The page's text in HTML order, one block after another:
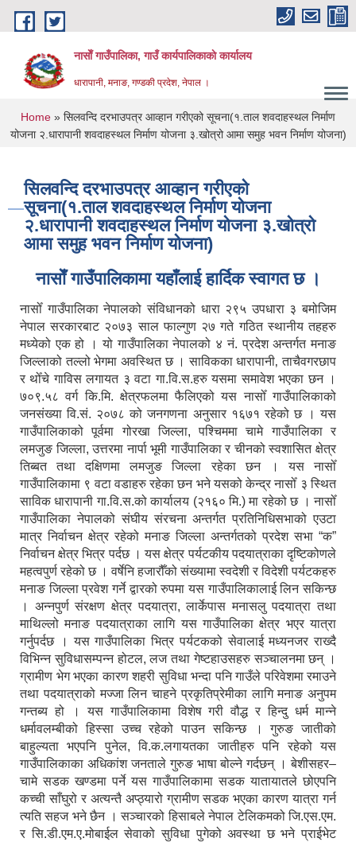
Skip to main content
नासाेँ गाउँपालिका, गाउँ कार्यपालिकाकाे कार्यालय
धारापानी, मनाङ, गण्डकी प्रदेश, नेपाल ।
You are here
Home » सिलवन्दि दरभाउपत्र आव्हान गरीएको सूचना(१.ताल शवदाहस्थल निर्माण
योजना २.धारापानी शवदाहस्थल निर्माण योजना ३.खोत्रो आमा समुह भवन निर्माण योजना)
सिलवन्दि दरभाउपत्र आव्हान गरीएको
सूचना(१.ताल शवदाहस्थल निर्माण योजना
२.धारापानी शवदाहस्थल निर्माण योजना ३.खोत्रो
आमा समुह भवन निर्माण योजना)
नासाेँ गाउँपालिकामा यहाँलाई हार्दिक स्वागत छ ।
नासोँ गाउँपालिका नेपालको संविधानको धारा २९५ उपधारा ३ बमोजिम
नेपाल सरकारबाट २०७३ साल फाल्गुण २७ गते गठित स्थानीय तहहरु
मध्येको एक हो । यो गाउँपालिका नेपालको ४ नं. प्रदेश अन्तर्गत मनाङ
जिल्लाको तल्लो भेगमा अवस्थित छ । साविकका धारापानी‚ ताचैवगरछाप
र थोँचे गाविस लगायत ३ वटा गा.वि.स.हरु यसमा समावेश भएका छन ।
७०९.५८ वर्ग कि.मि. क्षेत्रफलमा फैलिएको यस नासोँ गाउँपालिकाको
जनसंख्या वि.सं. २०७८ को जनगणना अनुसार १६७१ रहेको छ । यस
गाउँपालिकाको पूर्वमा गोरखा जिल्ला, पश्चिममा चामे गाउँपालिका र
लमजुङ जिल्ला, उत्तरमा नार्पा भूमी गाउँपालिका र चीनको स्वशासित क्षेत्र
तिब्बत तथा दक्षिणमा लमजुङ जिल्ला रहेका छन । यस नासोँ
गाउँपालिकामा ९ वटा वडाहरु रहेका छन भने यसको केन्द्र नासोँ ३ स्थित
साविक धारापानी गा.वि.स.को कार्यालय (२१६० मि.) मा रहेको छ । नासोँ
गाउँपालिका नेपालको संघीय संरचना अन्तर्गत प्रतिनिधिसभाको एउटा
मात्र निर्वाचन क्षेत्र रहेको मनाङ जिल्ला अन्तर्गतको प्रदेश सभा “क”
निर्वाचन क्षेत्र भित्र पर्दछ । यस क्षेत्र पर्यटकीय पदयात्राका दृष्टिकोणले
महत्वपुर्ण रहेको छ । वर्षेनि हजारौँको संख्यामा स्वदेशी र विदेशी पर्यटकहरु
मनाङ जिल्ला प्रवेश गर्ने द्वारको रुपमा यस गाउँपालिकालाई लिन सकिन्छ
। अन्नपुर्ण संरक्षण क्षेत्र पदयात्रा, लार्केपास मनासलु पदयात्रा तथा
माथिल्लो मनाङ पदयात्राका लागि यस गाउँपालिका क्षेत्र भएर यात्रा
गर्नुपर्दछ । यस गाउँपालिका भित्र पर्यटकको सेवालाई मध्यनजर राख्दै
विभिन्न सुविधासम्पन्न होटल, लज तथा गेष्टहाउसहरु सञ्चालनमा छन् ।
ग्रामीण भेग भएका कारण शहरी सुविधा भन्दा पनि गाउँले परिवेशमा रमाउने
तथा पदयात्राको मज्जा लिन चाहने प्रकृतिप्रेमीका लागि मनाङ अनुपम
गन्तब्य हो । यस गाउँपालिकामा विशेष गरी वौद्ध र हिन्दु धर्म मान्ने
धर्मावलम्बीको हिस्सा उच्च रहेको पाउन सकिन्छ । गुरुङ जातीको
बाहुल्यता भएपनि पुनेल, वि.क.लगायतका जातीहरु पनि रहेको यस
गाउँपालिकाका अधिकांश जनताले गुरुङ भाषा बोल्ने गर्दछन् । बेशीसहर–
चामे सडक खण्डमा पर्ने यस गाउँपालिकामा सडक यातायातले छोएपनि
कच्ची साँघुरो र अत्यन्तै अप्ठ्यारो ग्रामीण सडक भएका कारण यात्रा गर्न
त्यति सहज भने छैन । सञ्चारको हिसाबले नेपाल टेलिकमको जि.एस.एम.
र सि.डी.एम.ए.मोबाईल सेवाको सुविधा पुगेको अवस्था छ भने प्राईभेट